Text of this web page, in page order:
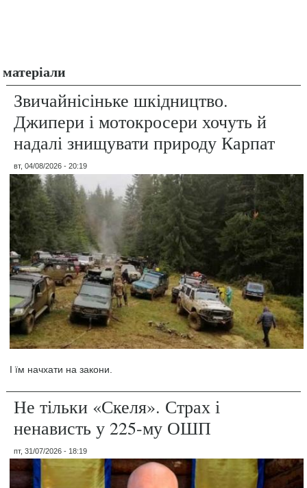
матеріали
Звичайнісіньке шкідництво.
Джипери і мотокросери хочуть й
надалі знищувати природу Карпат
вт, 04/08/2026 - 20:19
І їм начхати на закони.
Не тільки «Скеля». Страх і
ненависть у 225-му ОШП
пт, 31/07/2026 - 18:19